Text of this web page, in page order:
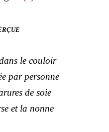
le couloir
par personne
de soie
et la nonne